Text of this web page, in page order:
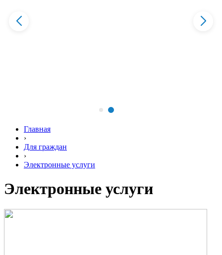
Главная
›
Для граждан
›
Электронные услуги
Электронные услуги